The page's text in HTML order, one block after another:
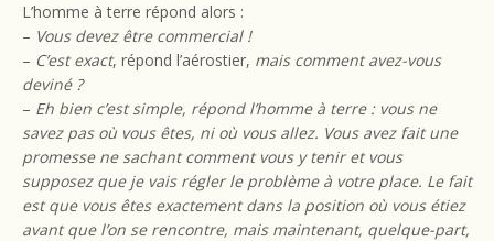
L’homme à terre répond alors :
– Vous devez être commercial !
– C’est exact, répond l’aérostier, mais comment avez-vous
deviné ?
– Eh bien c’est simple, répond l’homme à terre : vous ne
savez pas où vous êtes, ni où vous allez. Vous avez fait une
promesse ne sachant comment vous y tenir et vous
supposez que je vais régler le problème à votre place. Le fait
est que vous êtes exactement dans la position où vous étiez
avant que l’on se rencontre, mais maintenant, quelque-part,